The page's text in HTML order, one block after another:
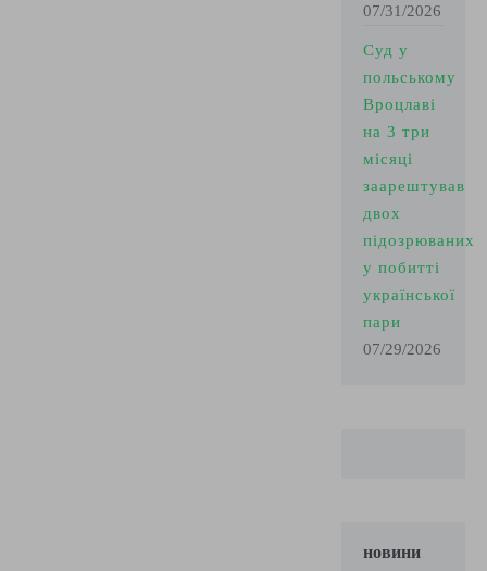
07/31/2026
Суд у
польському
Вроцлаві
на 3 три
місяці
заарештував
двох
підозрюваних
у побитті
української
пари
07/29/2026
новини